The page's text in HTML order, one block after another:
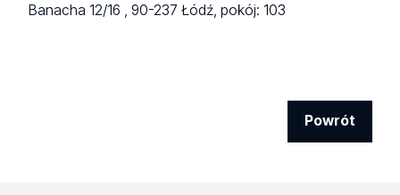
Banacha 12/16 ,90-237 Łódź,pokój: 103
Powrót